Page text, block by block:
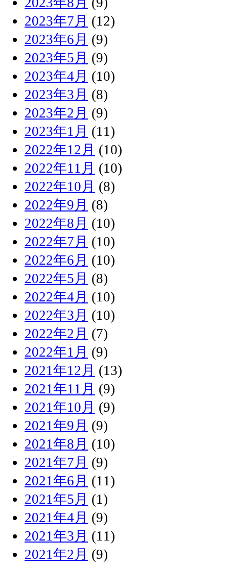
2023年7月 (12)
2023年6月 (9)
2023年5月 (9)
2023年4月 (10)
2023年3月 (8)
2023年2月 (9)
2023年1月 (11)
2022年12月 (10)
2022年11月 (10)
2022年10月 (8)
2022年9月 (8)
2022年8月 (10)
2022年7月 (10)
2022年6月 (10)
2022年5月 (8)
2022年4月 (10)
2022年3月 (10)
2022年2月 (7)
2022年1月 (9)
2021年12月 (13)
2021年11月 (9)
2021年10月 (9)
2021年9月 (9)
2021年8月 (10)
2021年7月 (9)
2021年6月 (11)
2021年5月 (1)
2021年4月 (9)
2021年3月 (11)
2021年2月 (9)